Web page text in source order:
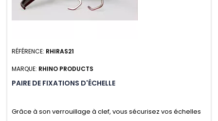
RÉFÉRENCE: RHIRAS21
MARQUE: RHINO PRODUCTS
PAIRE DE FIXATIONS D'ÉCHELLE
Grâce à son verrouillage à clef, vous sécurisez vos échelles